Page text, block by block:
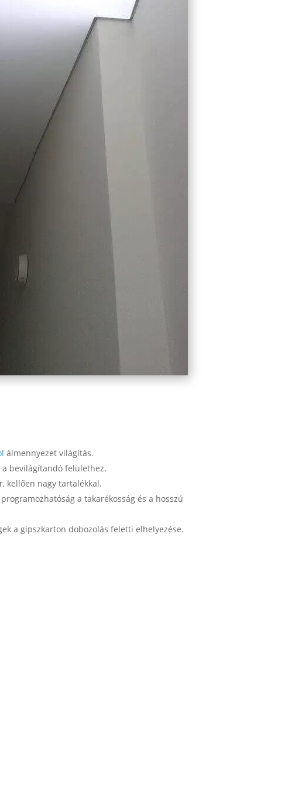
álmennyezet világítás.
bevilágítandó felülethez.
kellően nagy tartalékkal.
a takarékosság és a hosszú
a gipszkarton dobozolás feletti elhelyezése.